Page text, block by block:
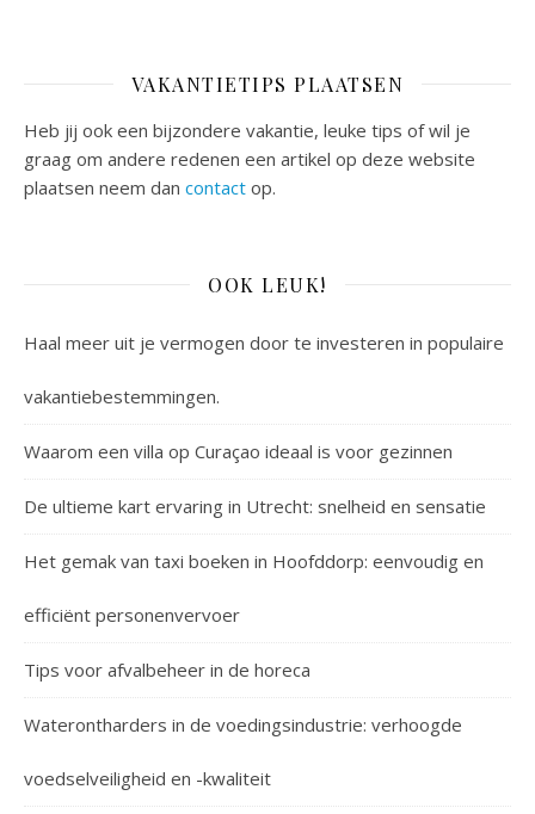
VAKANTIETIPS PLAATSEN
Heb jij ook een bijzondere vakantie, leuke tips of wil je
graag om andere redenen een artikel op deze website
plaatsen neem dan contact op.
OOK LEUK!
Haal meer uit je vermogen door te investeren in populaire
vakantiebestemmingen.
Waarom een villa op Curaçao ideaal is voor gezinnen
De ultieme kart ervaring in Utrecht: snelheid en sensatie
Het gemak van taxi boeken in Hoofddorp: eenvoudig en
efficiënt personenvervoer
Tips voor afvalbeheer in de horeca
Waterontharders in de voedingsindustrie: verhoogde
voedselveiligheid en -kwaliteit